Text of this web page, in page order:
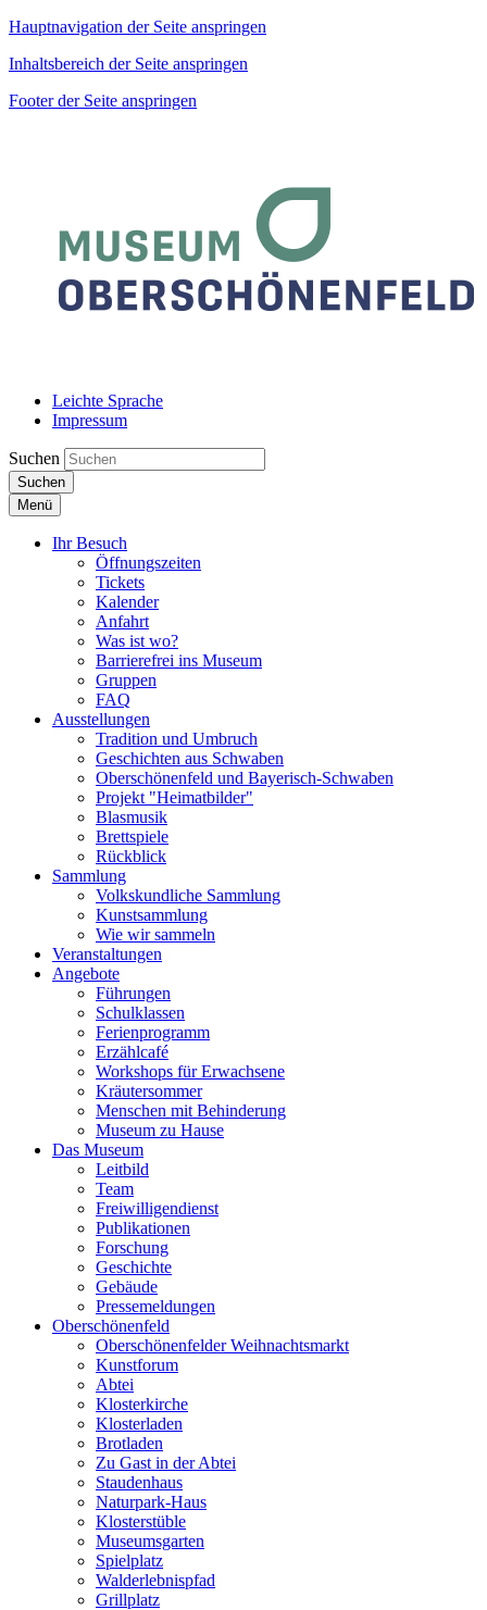
Hauptnavigation der Seite anspringen
Inhaltsbereich der Seite anspringen
Footer der Seite anspringen
Leichte Sprache
Impressum
Suchen
Suchen
Menü
Ihr Besuch
Öffnungszeiten
Tickets
Kalender
Anfahrt
Was ist wo?
Barrierefrei ins Museum
Gruppen
FAQ
Ausstellungen
Tradition und Umbruch
Geschichten aus Schwaben
Oberschönenfeld und Bayerisch-Schwaben
Projekt "Heimatbilder"
Blasmusik
Brettspiele
Rückblick
Sammlung
Volkskundliche Sammlung
Kunstsammlung
Wie wir sammeln
Veranstaltungen
Angebote
Führungen
Schulklassen
Ferienprogramm
Erzählcafé
Workshops für Erwachsene
Kräutersommer
Menschen mit Behinderung
Museum zu Hause
Das Museum
Leitbild
Team
Freiwilligendienst
Publikationen
Forschung
Geschichte
Gebäude
Pressemeldungen
Oberschönenfeld
Oberschönenfelder Weihnachtsmarkt
Kunstforum
Abtei
Klosterkirche
Klosterladen
Brotladen
Zu Gast in der Abtei
Staudenhaus
Naturpark-Haus
Klosterstüble
Museumsgarten
Spielplatz
Walderlebnispfad
Grillplatz